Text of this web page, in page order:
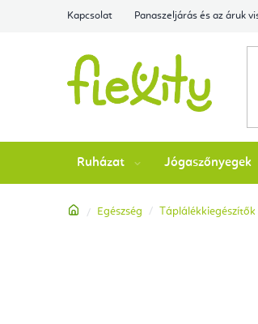
Kapcsolat Panaszeljárás és az áruk
Ruházat Jógaszőnyegek
Kezdőlap
Egészség Táplálékkiegészítők